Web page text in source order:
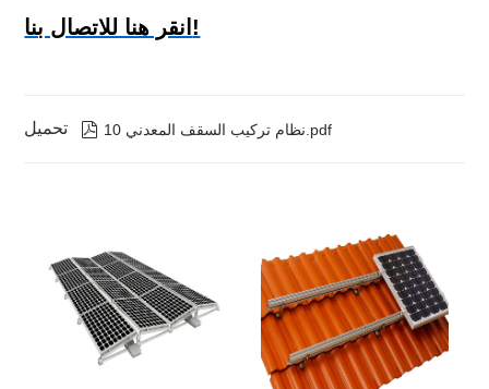
انقر هنا للاتصال بنا!
تحميل  نظام تركيب السقف المعدني 10.pdf